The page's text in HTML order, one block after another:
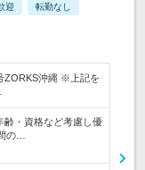
迎 転勤なし
ZORKS沖縄 ※上記を
齢・資格など考慮し優
の…